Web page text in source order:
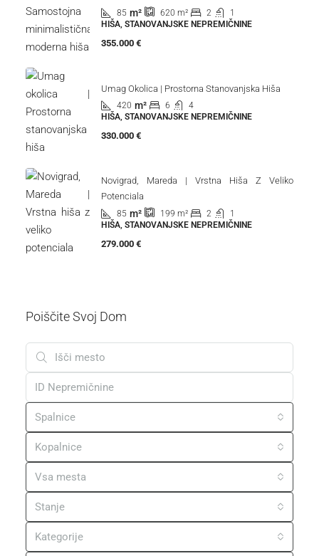
85 m² 620m² 2
1
Umag Okolica | Prostorna Stanovanjska Hiša
420 m² 6
4
HIŠA, STANOVANJSKE NEPREMIČNINE
Novigrad, Mareda | Vrstna Hiša Z Veliko
85 m² 199m² 2
1
Poiščite Svoj Dom
Spalnice
Kopalnice
Vsa mesta
Stanje
Kategorije